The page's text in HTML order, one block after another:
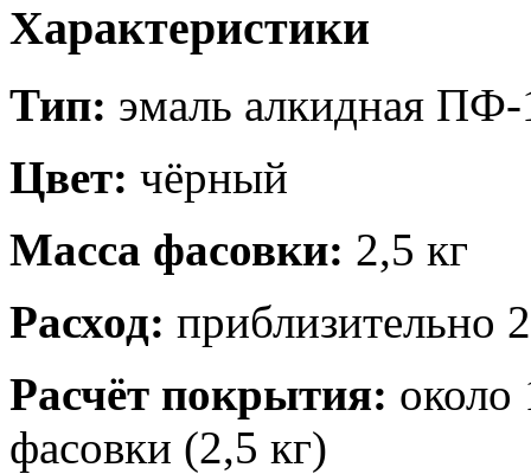
Характеристики
Тип: эмаль алкидная ПФ-
Цвет: чёрный
Масса фасовки: 2,5 кг
Расход: приблизительно
Расчёт покрытия: около
фасовки (2,5 кг)